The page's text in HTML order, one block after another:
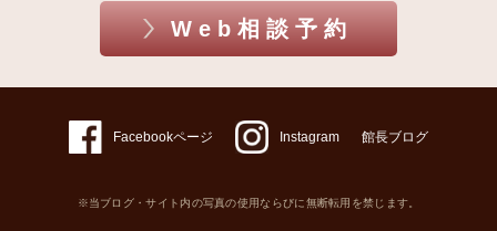
Web相談予約
Facebookページ Instagram 館長ブログ
※当ブログ・サイト内の写真の使用ならびに無断転用を禁じます。